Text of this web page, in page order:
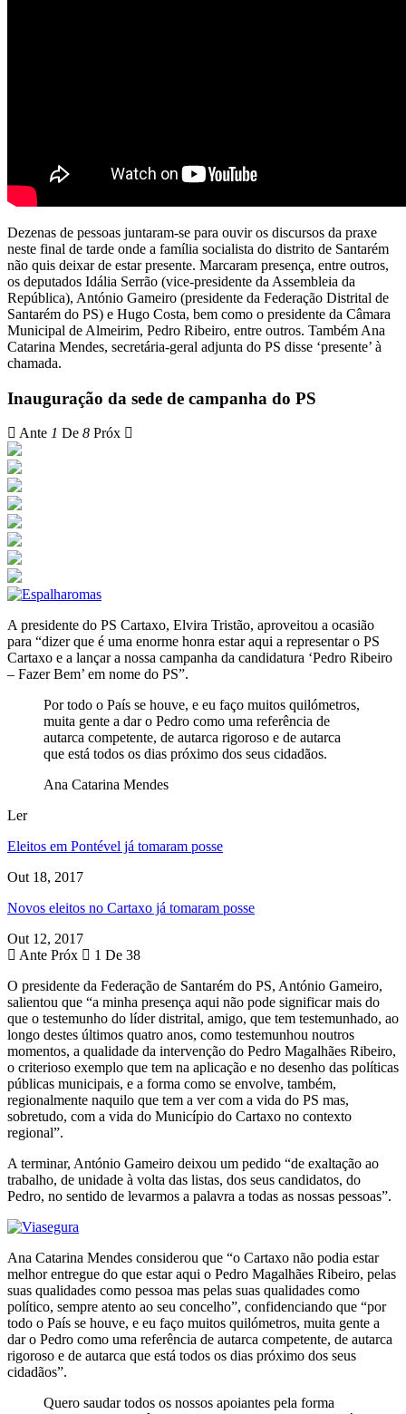
Dezenas de pessoas juntaram-se para ouvir os discursos da praxe
neste final de tarde onde a família socialista do distrito de Santarém
não quis deixar de estar presente. Marcaram presença, entre outros,
os deputados Idália Serrão (vice-presidente da Assembleia da
República), António Gameiro (presidente da Federação Distrital de
Santarém do PS) e Hugo Costa, bem como o presidente da Câmara
Municipal de Almeirim, Pedro Ribeiro, entre outros. Também Ana
Catarina Mendes, secretária-geral adjunta do PS disse ‘presente’ à
chamada.
Inauguração da sede de campanha do PS
Ante 1 De 8 Próx
A presidente do PS Cartaxo, Elvira Tristão, aproveitou a ocasião
para “dizer que é uma enorme honra estar aqui a representar o PS
Cartaxo e a lançar a nossa campanha da candidatura ‘Pedro Ribeiro
– Fazer Bem’ em nome do PS”.
Por todo o País se houve, e eu faço muitos quilómetros,
muita gente a dar o Pedro como uma referência de
autarca competente, de autarca rigoroso e de autarca
que está todos os dias próximo dos seus cidadãos.
Ana Catarina Mendes
Ler
Eleitos em Pontével já tomaram posse
Out 18, 2017
Novos eleitos no Cartaxo já tomaram posse
Out 12, 2017
Ante Próx
1 De 38
O presidente da Federação de Santarém do PS, António Gameiro,
salientou que “a minha presença aqui não pode significar mais do
que o testemunho do líder distrital, amigo, que tem testemunhado, ao
longo destes últimos quatro anos, como testemunhou noutros
momentos, a qualidade da intervenção do Pedro Magalhães Ribeiro,
o criterioso exemplo que tem na aplicação e no desenho das políticas
públicas municipais, e a forma como se envolve, também,
regionalmente naquilo que tem a ver com a vida do PS mas,
sobretudo, com a vida do Município do Cartaxo no contexto
regional”.
A terminar, António Gameiro deixou um pedido “de exaltação ao
trabalho, de unidade à volta das listas, dos seus candidatos, do
Pedro, no sentido de levarmos a palavra a todas as nossas pessoas”.
Ana Catarina Mendes considerou que “o Cartaxo não podia estar
melhor entregue do que estar aqui o Pedro Magalhães Ribeiro, pelas
suas qualidades como pessoa mas pelas suas qualidades como
político, sempre atento ao seu concelho”, confidenciando que “por
todo o País se houve, e eu faço muitos quilómetros, muita gente a
dar o Pedro como uma referência de autarca competente, de autarca
rigoroso e de autarca que está todos os dias próximo dos seus
cidadãos”.
Quero saudar todos os nossos apoiantes pela forma